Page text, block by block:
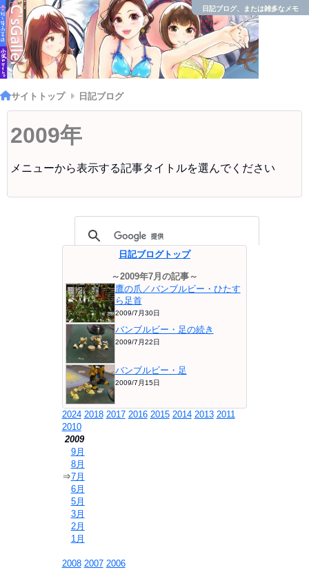
日記ブログ、または雑多なメモ
サイトトップ 日記ブログ
2009年
メニューから表示する記事タイトルを選んでください
日記ブログトップ
～2009年7月の記事～
鷹の爪／バンブルビー・ひたす
ら足首
2009/7月30日
バンブルビー・足の続き
2009/7月22日
バンブルビー・足
2009/7月15日
2024 2018 2017 2016 2015 2014 2013 2011
2010
2009
9月
8月
⇒7月
6月
5月
3月
2月
1月
2008 2007 2006